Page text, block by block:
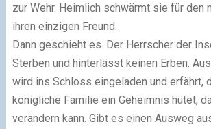
zur Wehr. Heimlich schwärmt sie für den
ihren einzigen Freund.
Dann geschieht es. Der Herrscher der
Sterben und hinterlässt keinen Erben.
wird ins Schloss eingeladen und erfährt,
königliche Familie ein Geheimnis hütet,
verändern kann. Gibt es einen Ausweg